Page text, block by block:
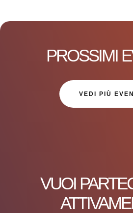
PROSSIMI
VEDI PIÙ
VUOI